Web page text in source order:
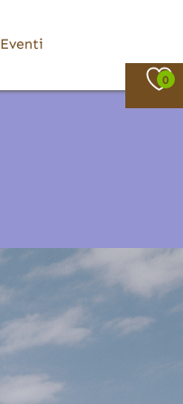
0
Eventi